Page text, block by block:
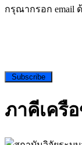
กรุณากรอก email
Subscribe
ภาคีเครื